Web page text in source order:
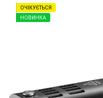
ОЧІКУЄТЬСЯ
НОВИНКА